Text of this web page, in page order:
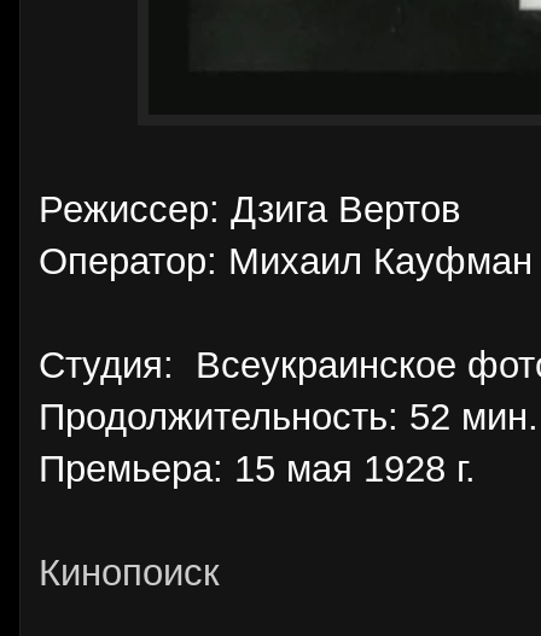
Режиссер: Дзига Вертов
Оператор: Михаил Кауфман
Студия: Всеукраинское
Продолжительность: 52 мин.
Премьера: 15 мая 1928 г.
Кинопоиск